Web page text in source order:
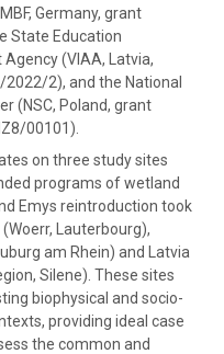
Germany, grant
State Education
Agency (VIAA, Latvia,
2022/2), and the National
(NSC, Poland, grant
00101).
on three study sites
programs of wetland
Emys reintroduction took
Lauterbourg),
am Rhein) and Latvia
Silene). These sites
biophysical and socio-
providing ideal case
the common and